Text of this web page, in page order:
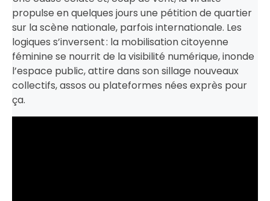
propulse en quelques jours une pétition de quartier
sur la scène nationale, parfois internationale. Les
logiques s’inversent : la mobilisation citoyenne
féminine se nourrit de la visibilité numérique, inonde
l’espace public, attire dans son sillage nouveaux
collectifs, assos ou plateformes nées exprès pour
ça.